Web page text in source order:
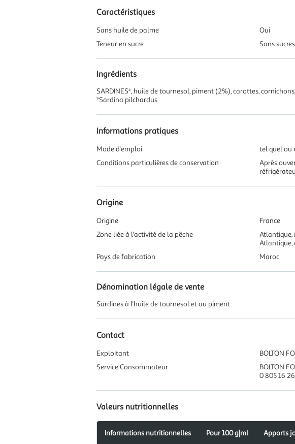
Caractéristiques
Sans huile de palme
Oui
Teneur en sucre
Sans
Ingrédients
SARDINES*, huile de tournesol, piment (2%), carottes,
*Sardina pilchardus
Informations pratiques
Mode d'emploi
tel quel ou
Conditions particulières de conservation
Après
Origine
Origine
France
Zone liée à l'activité de la pêche
Atlantique,
Atlantique,
Pays de fabrication
Maroc
Dénomination légale de vente
Sardines à l'huile de tournesol et au piment
Contact
Exploitant
BOLTON
Service Consommateur
BOLTON
0 805 16
Valeurs nutritionnelles
Informations nutritionnelles Pour 100 g|ml Apports